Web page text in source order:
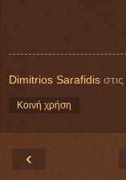
Dimitrios Sarafidis στις
Κοινή χρήση
‹